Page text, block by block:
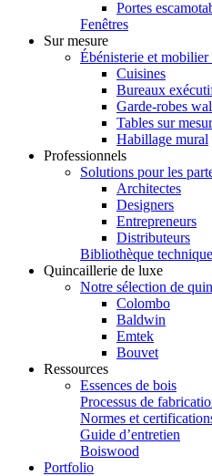
Portes
Fenêtres
Sur mesure
Ébénisterie et mobilier
Cuisines
Bureaux
Garde-robes
Tables sur
Habillage mural
Professionnels
Solutions pour les
Architectes
Designers
Entrepreneurs
Distributeurs
Bibliothèque technique
Quincaillerie de luxe
Notre sélection de
Colombo
Baldwin
Emtek
Bouvet
Ressources
Essences de bois
Processus de
Normes et
Guide d’entretien
Boiswood
Portfolio